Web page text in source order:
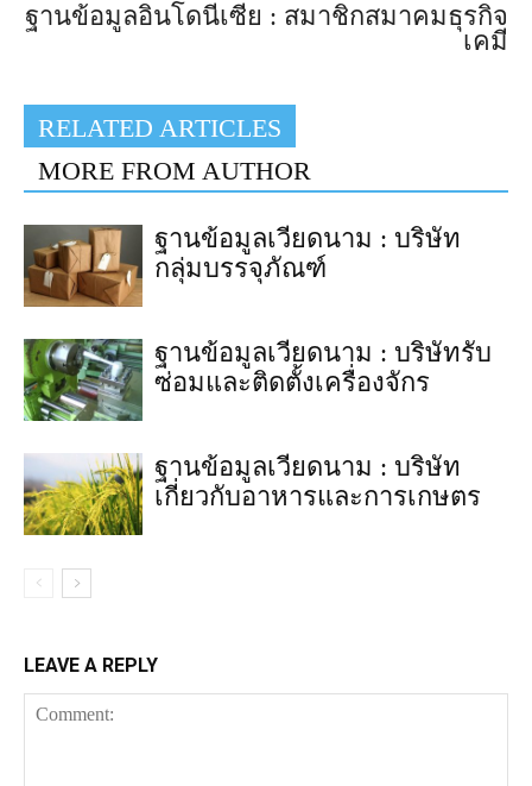
ฐานข้อมูลอินโดนีเซีย : สมาชิกสมาคมธุรกิจ
เคมี
RELATED ARTICLES
MORE FROM AUTHOR
ฐานข้อมูลเวียดนาม : บริษัท
กลุ่มบรรจุภัณฑ์
ฐานข้อมูลเวียดนาม : บริษัทรับ
ซ่อมและติดตั้งเครื่องจักร
ฐานข้อมูลเวียดนาม : บริษัท
เกี่ยวกับอาหารและการเกษตร
LEAVE A REPLY